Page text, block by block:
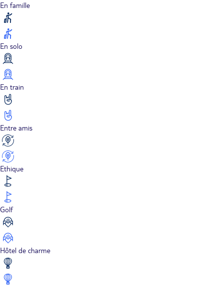
En famille
En solo
En train
Entre amis
Ethique
Golf
Hôtel de charme